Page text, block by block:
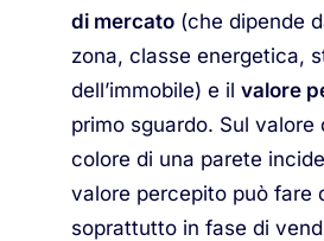
di mercato (che dipende
zona, classe energetica,
dell’immobile) e il valore
primo sguardo. Sul valore
colore di una parete
valore percepito può fare
soprattutto in fase di